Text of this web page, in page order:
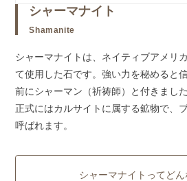
シャーマナイト
Shamanite
シャーマナイトは、ネイティブアメリ
て使用した石です。強い力を秘めると
前にシャーマン（祈祷師）と付きました
正式にはカルサイトに属する鉱物で、
呼ばれます。
シャーマナイトってどん